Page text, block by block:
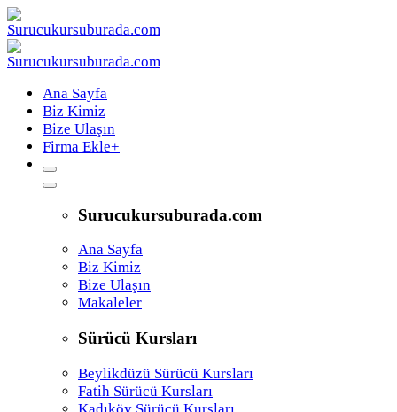
Ana Sayfa
Biz Kimiz
Bize Ulaşın
Firma Ekle+
Surucukursuburada.com
Ana Sayfa
Biz Kimiz
Bize Ulaşın
Makaleler
Sürücü Kursları
Beylikdüzü Sürücü Kursları
Fatih Sürücü Kursları